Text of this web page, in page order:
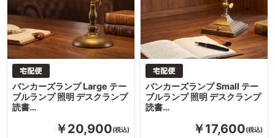
バンカーズランプ Large テー
ブルランプ 照明 デスクランプ
読書…
￥20,900
バンカーズランプ Small テー
ブルランプ 照明 デスクランプ
読書…
￥17,600